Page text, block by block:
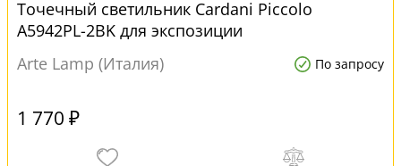
Точечный светильник Cardani Piccolo
A5942PL-2BK для экспозиции
Arte Lamp (Италия)
По запросу
1 770 ₽